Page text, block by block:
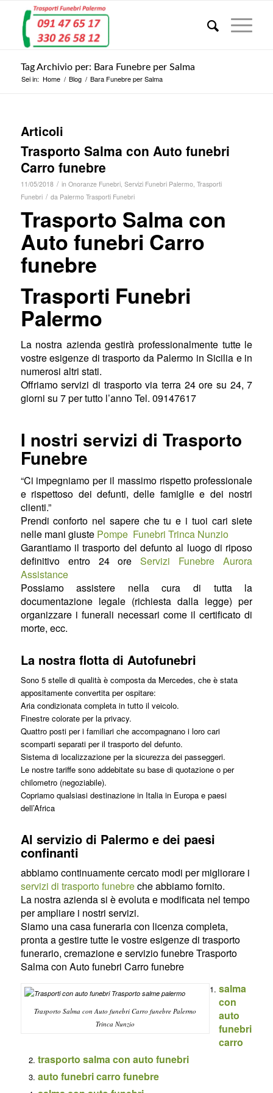
Tag Archivio per: Bara Funebre per Salma
Sei in: Home / Blog / Bara Funebre per Salma
Articoli
Trasporto Salma con Auto funebri
Carro funebre
11/05/2018 / in Onoranze Funebri, Servizi Funebri Palermo, Trasporti
Funebri / da Palermo Trasporti Funebri
Trasporto Salma con
Auto funebri Carro
funebre
Trasporti Funebri
Palermo
La nostra azienda gestirà professionalmente tutte le
vostre esigenze di trasporto da Palermo in Sicilia e in
numerosi altri stati.
Offriamo servizi di trasporto via terra 24 ore su 24, 7
giorni su 7 per tutto l’anno Tel. 09147617
I nostri servizi di Trasporto
Funebre
“Ci impegniamo per il massimo rispetto professionale
e rispettoso dei defunti, delle famiglie e dei nostri
clienti.”
Prendi conforto nel sapere che tu e i tuoi cari siete
nelle mani giuste Pompe Funebri Trinca Nunzio
Garantiamo il trasporto del defunto al luogo di riposo
definitivo entro 24 oreServizi Funebre Aurora
Assistance
Possiamo assistere nella cura di tutta la
documentazione legale (richiesta dalla legge) per
organizzare i funerali necessari come il certificato di
morte, ecc.
La nostra flotta di Autofunebri
Sono 5 stelle di qualità è composta da Mercedes, che è stata
appositamente convertita per ospitare:
Aria condizionata completa in tutto il veicolo.
Finestre colorate per la privacy.
Quattro posti per i familiari che accompagnano i loro cari
scomparti separati per il trasporto del defunto.
Sistema di localizzazione per la sicurezza dei passeggeri.
Le nostre tariffe sono addebitate su base di quotazione o per
chilometro (negoziabile).
Copriamo qualsiasi destinazione in Italia in Europa e paesi
dell’Africa
Al servizio di Palermo e dei paesi
confinanti
abbiamo continuamente cercato modi per migliorare i
servizi di trasporto funebreche abbiamo fornito.
La nostra azienda si è evoluta e modificata nel tempo
per ampliare i nostri servizi.
Siamo una casa funeraria con licenza completa,
pronta a gestire tutte le vostre esigenze di trasporto
funerario, cremazione e servizio funebre Trasporto
Salma con Auto funebri Carro funebre
Trasporto Salma con Auto funebri Carro funebre Palermo
Trinca Nunzio
salma
con
auto
funebri
carro
trasporto salma con auto funebri
auto funebri carro funebre